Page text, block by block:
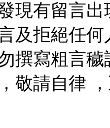
現有留言
及拒絕任
撰寫粗言
敬請自律